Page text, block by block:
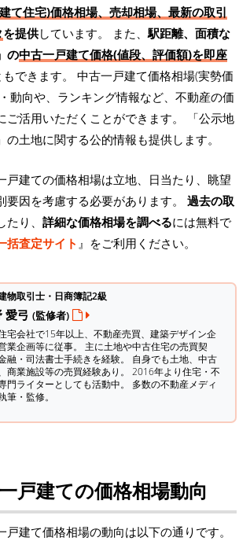
て住宅)価格相場、売却相場、最新の取引
を提供しています。 また、駅距離、面積な
の中古一戸建て価格(値段、評価額)を即座
できます。 中古一戸建て価格相場(実勢価
動向や、ランキング情報など、不動産の価
活用いただくことができます。
「公示地
土地に関する公的情報も提供します。
戸建ての価格相場は立地、日当たり、眺望
要因を考慮する必要があります。 過去の取
たり、 詳細な価格相場を調べるには無料で
括査定サイト 』をご利用ください。
物取引士・日商簿記2級
愛弓 (監修者)
宅会社で15年以上、不動産売買、建築デザイン企
業企画等に従事。 主に土地や中古住宅の売買契
融・司法書士手続きを経験。 自身でも土地、中古
商業施設等の売買経験あり。 2016年より住宅・不
門ライターとしても活動中。 多数の不動産メディ
筆・監修。
戸建ての価格相場動向
建て価格相場の動向は以下の通りです。